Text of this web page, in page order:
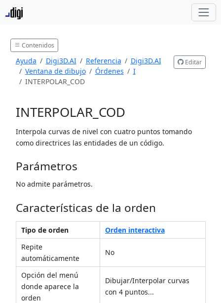
Contenidos
Ayuda Digi3D.AI Referencia
Digi3D.AI
Ventana de dibujo
Órdenes
I
INTERPOLAR_COD
Editar
INTERPOLAR_COD
Interpola curvas de nivel con cuatro puntos tomando
como directrices las entidades de un código.
Parámetros
No admite parámetros.
Características de la orden
Tipo de orden
Orden interactiva
Repite
automáticamente
No
Opción del menú
donde aparece la
orden
Dibujar/Interpolar curvas
con 4 puntos...